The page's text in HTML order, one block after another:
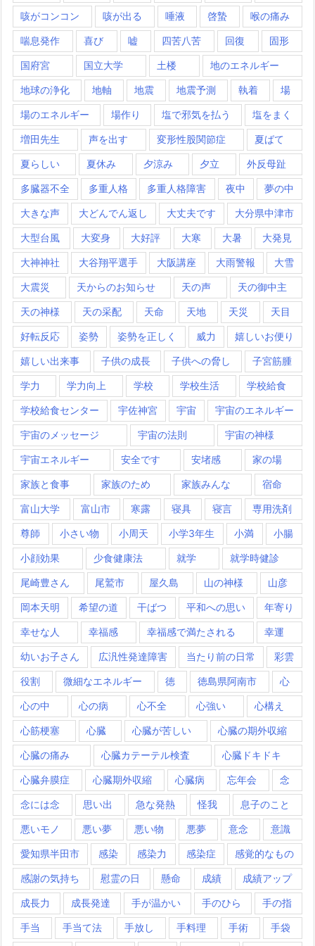
咳がコンコン 咳が出る 唾液 啓蟄 喉の痛み
喘息発作 喜び 嘘 四苦八苦 回復 固形
国府宮 国立大学 土楼 地のエネルギー
地球の浄化 地軸 地震 地震予測 執着 場
場のエネルギー 場作り 塩で邪気を払う 塩をまく
増田先生 声を出す 変形性股関節症 夏ばて
夏らしい 夏休み 夕涼み 夕立 外反母趾
多臓器不全 多重人格 多重人格障害 夜中 夢の中
大きな声 大どんでん返し 大丈夫です 大分県中津市
大型台風 大変身 大好評 大寒 大暑 大発見
大神神社 大谷翔平選手 大阪講座 大雨警報 大雪
大震災 天からのお知らせ 天の声 天の御中主
天の神様 天の采配 天命 天地 天災 天目
好転反応 姿勢 姿勢を正しく 威力 嬉しいお便り
嬉しい出来事 子供の成長 子供への脅し 子宮筋腫
学力 学力向上 学校 学校生活 学校給食
学校給食センター 宇佐神宮 宇宙 宇宙のエネルギー
宇宙のメッセージ 宇宙の法則 宇宙の神様
宇宙エネルギー 安全です 安堵感 家の場
家族と食事 家族のため 家族みんな 宿命
富山大学 富山市 寒露 寝具 寝言 専用洗剤
尊師 小さい物 小周天 小学3年生 小満 小腸
小顔効果 少食健康法 就学 就学時健診
尾崎豊さん 尾鷲市 屋久島 山の神様 山彦
岡本天明 希望の道 干ばつ 平和への思い 年寄り
幸せな人 幸福感 幸福感で満たされる 幸運
幼いお子さん 広汎性発達障害 当たり前の日常 彩雲
役割 微細なエネルギー 徳 徳島県阿南市 心
心の中 心の病 心不全 心強い 心構え
心筋梗塞 心臓 心臓が苦しい 心臓の期外収縮
心臓の痛み 心臓カテーテル検査 心臓ドキドキ
心臓弁膜症 心臓期外収縮 心臓病 忘年会 念
念には念 思い出 急な発熱 怪我 息子のこと
悪いモノ 悪い夢 悪い物 悪夢 意念 意識
愛知県半田市 感染 感染力 感染症 感覚的なもの
感謝の気持ち 慰霊の日 懸命 成績 成績アップ
成長力 成長発達 手が温かい 手のひら 手の指
手当 手当て法 手放し 手料理 手術 手袋